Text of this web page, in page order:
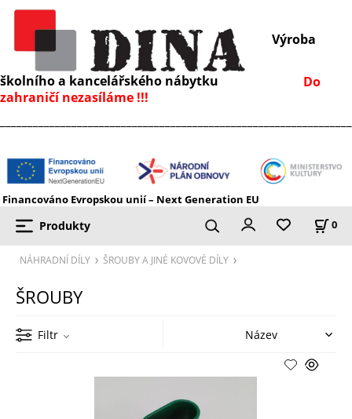
Výroba
školního a kancelářského nábytku Do
zahraničí nezasíláme !!!
Financováno Evropskou unií – Next Generation EU
Produkty 0
NÁHRADNÍ DÍLY ŠROUBY A JINÉ KOVOVÉ DÍLY
ŠROUBY
Filtr